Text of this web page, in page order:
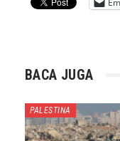
BACA JUGA
PALESTINA